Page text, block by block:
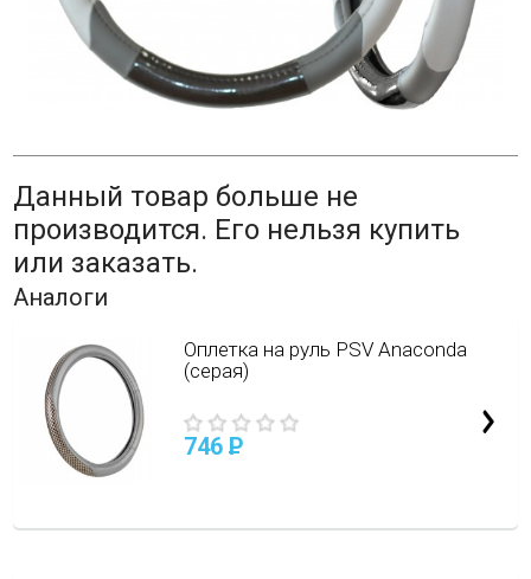
Данный товар больше не
производится. Его нельзя купить
или заказать.
Аналоги
Оплетка на руль PSV Anaconda
(серая)
746 P